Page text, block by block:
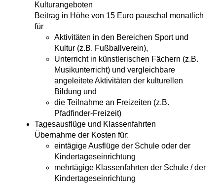
Kulturangeboten
Beitrag in Höhe von 15 Euro pauschal monatlich
für
Aktivitäten in den Bereichen Sport und
Kultur (z.B. Fußballverein),
Unterricht in künstlerischen Fächern (z.B.
Musikunterricht) und vergleichbare
angeleitete Aktivitäten der kulturellen
Bildung und
die Teilnahme an Freizeiten (z.B.
Pfadfinder-Freizeit)
Tagesausflüge und Klassenfahrten
Übernahme der Kosten für:
eintägige Ausflüge der Schule oder der
Kindertageseinrichtung
mehrtägige Klassenfahrten der Schule / der
Kindertageseinrichtung